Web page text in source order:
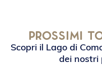
Prossimi
Scopri il Lago di
dei nostri